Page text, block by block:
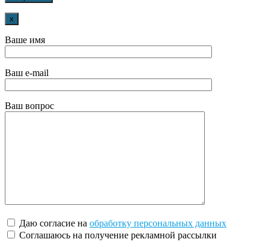
x
Ваше имя
Ваш e-mail
Ваш вопрос
Даю согласие на обработку персональных данных
Соглашаюсь на получение рекламной рассылки